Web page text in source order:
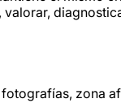
valorar,
zona